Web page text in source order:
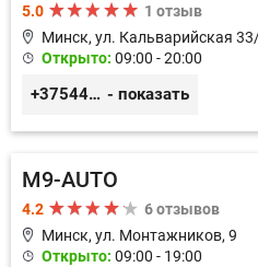
5.0
1 отзыв
Минск, ул. Кальварийская
Открыто: 09:00 - 20:00
+375444649592 - показать
M9-AUTO
4.2
6 отзывов
Минск, ул. Монтажников, 9
Открыто: 09:00 - 19:00